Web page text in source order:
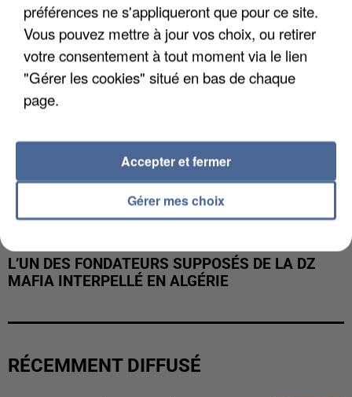
L’UN DES FONDATEURS SUPPOSÉS DE LA DZ
MAFIA INTERPELLÉ EN ALGÉRIE
RÉCEMMENT DIFFUSÉ
préférences ne s'appliqueront que pour ce site.
Vous pouvez mettre à jour vos choix, ou retirer
votre consentement à tout moment via le lien
"Gérer les cookies" situé en bas de chaque
page.
Gérer mes choix
Accepter et fermer